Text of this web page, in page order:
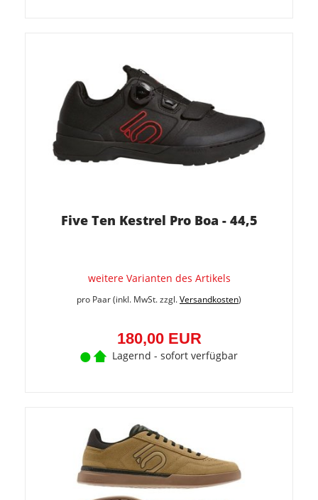
Five Ten Kestrel Pro Boa - 44,5
weitere Varianten des Artikels
pro Paar (inkl. MwSt. zzgl.Versandkosten)
180,00 EUR
Lagernd - sofort verfügbar